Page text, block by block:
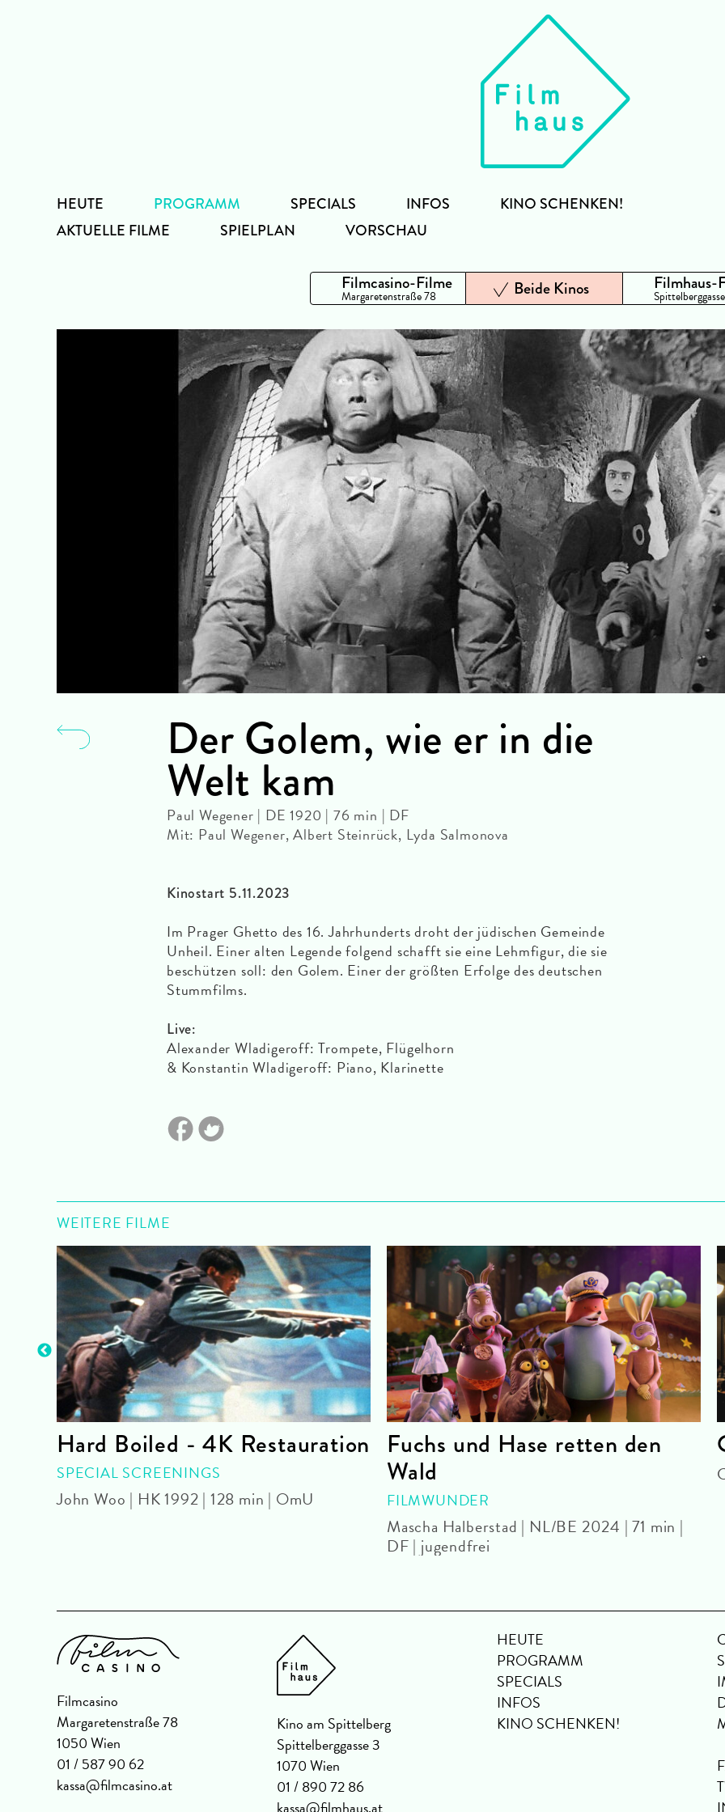
HEUTE
PROGRAMM
AKTUELLE FILME
SPIELPLAN VORSCHAU
SPECIALS INFOS KINO SCHENKEN!
Filmcasino-Filme
Margaretenstraße 78 Beide Kinos Filmhaus-
Der Golem, wie er in die
Welt kam
Paul Wegener | DE 1920 | 76 min | DF
Mit: Paul Wegener, Albert Steinrück, Lyda Salmonova
Kinostart 5.11.2023
Im Prager Ghetto des 16. Jahrhunderts droht der jüdischen Gemeinde
Unheil. Einer alten Legende folgend schafft sie eine Lehmfigur, die sie
beschützen soll: den Golem. Einer der größten Erfolge des deutschen
Stummfilms.
Live:
Alexander Wladigeroff: Trompete, Flügelhorn
& Konstantin Wladigeroff: Piano, Klarinette
WEITERE FILME
Hard Boiled - 4K Restauration
SPECIAL SCREENINGS
John Woo | HK 1992 | 128 min | OmU
Fuchs und Hase retten den
Wald
FILMWUNDER
Mascha Halberstad | NL/BE 2024 | 71 min |
DF | jugendfrei
Filmcasino
Margaretenstraße 78
1050 Wien
01 / 587 90 62
kassa@filmcasino.at
Kino am Spittelberg
Spittelberggasse 3
1070 Wien
01 / 890 72 86
HEUTE
PROGRAMM
SPECIALS
INFOS
KINO SCHENKEN!